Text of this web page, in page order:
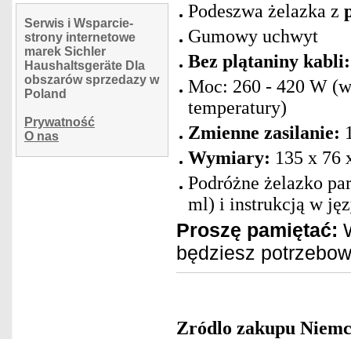
Serwis i Wsparcie-
strony internetowe
marek Sichler
Haushaltsgeräte Dla
obszarów sprzedazy w
Poland
Prywatność
O nas
Podeszwa żelazka z
Gumowy uchwyt
Bez plątaniny kabli:
Moc: 260 - 420 W
temperatury)
Zmienne zasilanie:
Wymiary: 135 x 76
Podróżne żelazko
ml) i instrukcją w
Proszę pamiętać:
będziesz
Zródlo zakupu